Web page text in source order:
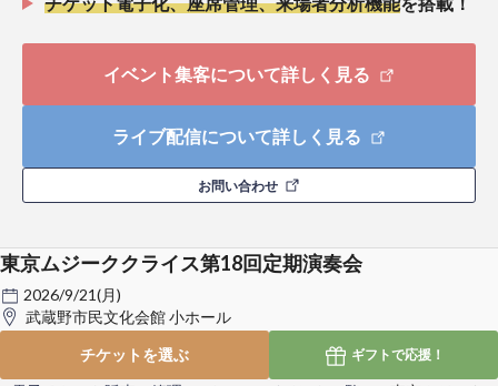
イベント集客について詳しく見る
ライブ配信について詳しく見る
お問い合わせ
東京ムジーククライス第18回定期演奏会
2026/9/21(月)
武蔵野市民文化会館 小ホール
チケットを選ぶ
ギフトで応援！